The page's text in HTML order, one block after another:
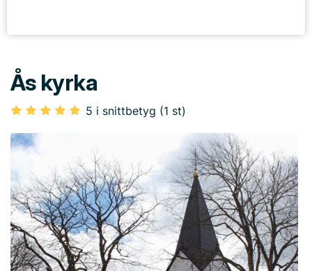
Ås kyrka
5 i snittbetyg (1 st)